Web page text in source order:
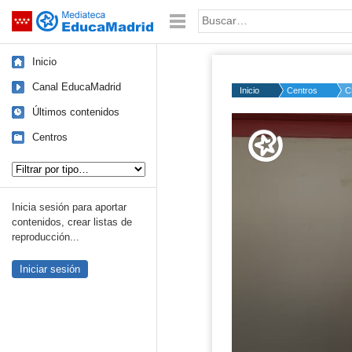
Saltar navegación Palabra o frase:
Inicio
Canal EducaMadrid
Últimos contenidos
Centros
Inicia sesión para aportar
contenidos, crear listas de
reproducción...
Iniciar sesión
Inicio Centros
50%